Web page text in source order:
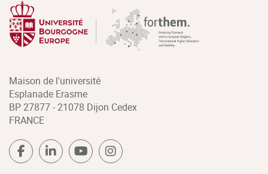
Maison de l'université
Esplanade Erasme
BP 27877 - 21078 Dijon Cedex
FRANCE